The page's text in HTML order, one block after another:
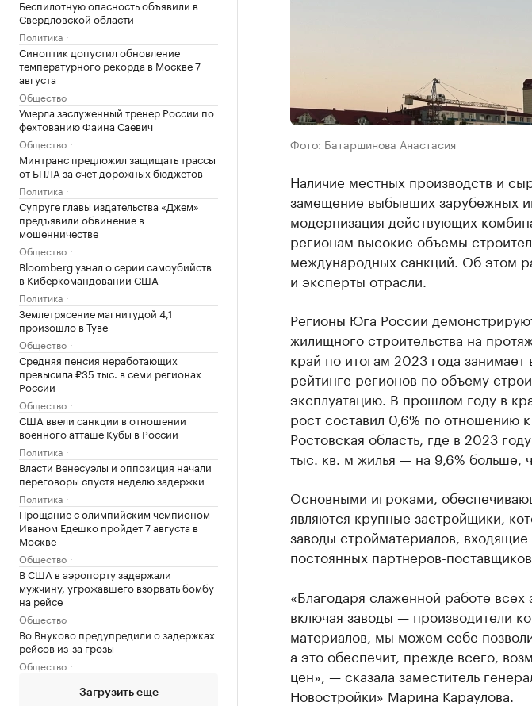
Беспилотную опасность объявили в
Свердловской области
Политика
Синоптик допустил обновление
температурного рекорда в Москве 7
августа
Общество
Умерла заслуженный тренер России по
фехтованию Фаина Саевич
Общество
Минтранс предложил защищать трассы
от БПЛА за счет дорожных бюджетов
Политика
Супруге главы издательства «Джем»
предъявили обвинение в
мошенничестве
Общество
Bloomberg узнал о серии самоубийств
в Киберкомандовании США
Политика
Землетрясение магнитудой 4,1
произошло в Туве
Общество
Средняя пенсия неработающих
превысила ₽35 тыс. в семи регионах
России
Общество
США ввели санкции в отношении
военного атташе Кубы в России
Политика
Власти Венесуэлы и оппозиция начали
переговоры спустя неделю задержки
Политика
Прощание с олимпийским чемпионом
Иваном Едешко пройдет 7 августа в
Москве
Общество
В США в аэропорту задержали
мужчину, угрожавшего взорвать бомбу
на рейсе
Общество
Во Внуково предупредили о задержках
рейсов из-за грозы
Общество
Загрузить еще
Фото: Батаршинова Анастасия
Наличие местных производств и
замещение выбывших зарубежных
модернизация действующих
регионам высокие объемы
международных санкций. Об этом
и эксперты отрасли.
Регионы Юга России
жилищного строительства на
край по итогам 2023 года
рейтинге регионов по объему
эксплуатацию. В прошлом году в
рост составил 0,6% по отношению
Ростовская область, где в 2023
тыс. кв. м жилья — на 9,6% больше,
Основными игроками,
являются крупные застройщики,
заводы стройматериалов,
постоянных партнеров-поставщиков.
«Благодаря слаженной работе всех
включая заводы — производители
материалов, мы можем себе
а это обеспечит, прежде всего,
цен», — сказала заместитель
Новостройки» Марина Караулова.